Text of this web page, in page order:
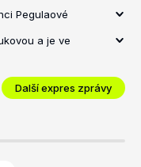
Pegulaové
a je ve
Další expres zprávy